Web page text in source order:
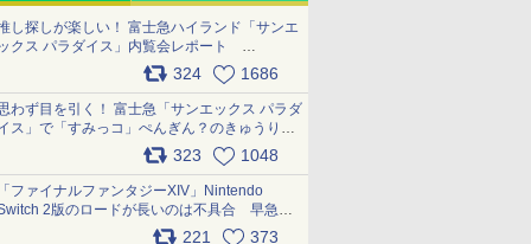
し探しが楽しい！ 富士急ハイランド「サンエ
クス パラダイス」内覧会レポート
324 1686
わず目を引く！ 富士急「サンエックス パラダ
ス」で「すみっコ」ぺんぎん？のきゅうりド
グを食べてみた イラストそのままのメニュ
化に挑戦。これが意外にもおいしい
Kgl04hZaeg
323 1048
ファイナルファンタジーXIV」Nintendo
2版のロードが長いのは不具合 早急に
ップデートできるよう対応中221 373